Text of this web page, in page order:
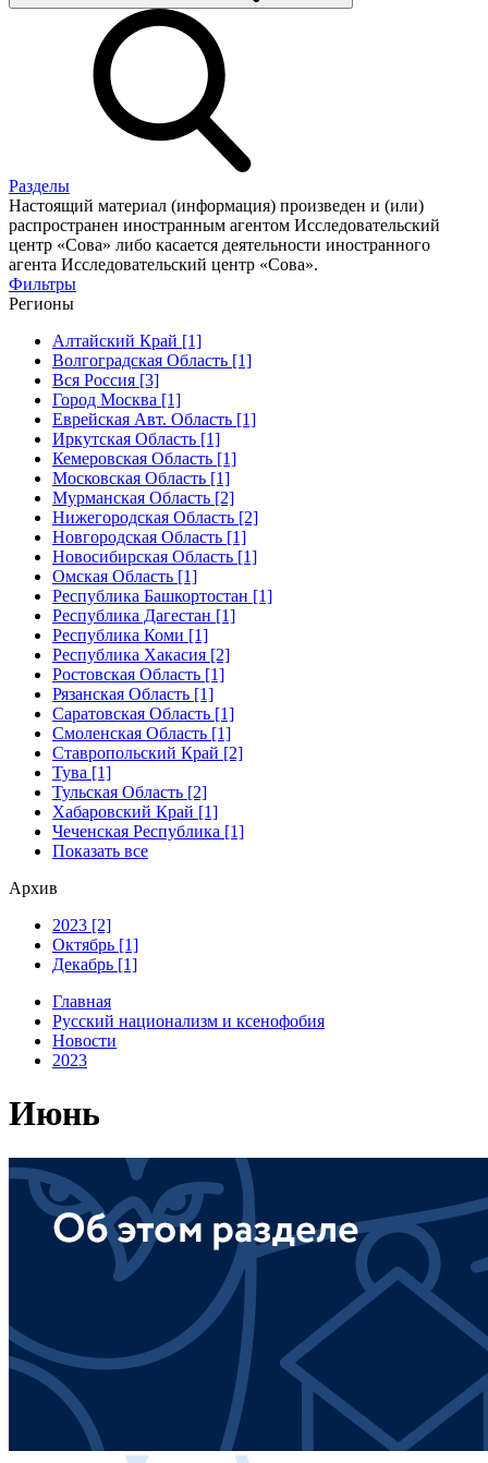
Разделы
Настоящий материал (информация) произведен и (или)
распространен иностранным агентом Исследовательский
центр «Сова» либо касается деятельности иностранного
агента Исследовательский центр «Сова».
Фильтры
Регионы
Алтайский Край [1]
Волгоградская Область [1]
Вся Россия [3]
Город Москва [1]
Еврейская Авт. Область [1]
Иркутская Область [1]
Кемеровская Область [1]
Московская Область [1]
Мурманская Область [2]
Нижегородская Область [2]
Новгородская Область [1]
Новосибирская Область [1]
Омская Область [1]
Республика Башкортостан [1]
Республика Дагестан [1]
Республика Коми [1]
Республика Хакасия [2]
Ростовская Область [1]
Рязанская Область [1]
Саратовская Область [1]
Смоленская Область [1]
Ставропольский Край [2]
Тува [1]
Тульская Область [2]
Хабаровский Край [1]
Чеченская Республика [1]
Показать все
Архив
2023 [2]
Октябрь [1]
Декабрь [1]
Главная
Русский национализм и ксенофобия
Новости
2023
Июнь